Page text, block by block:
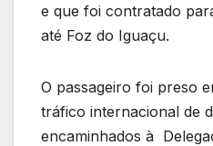
e que foi contratado
até Foz do Iguaçu.
O passageiro foi preso
tráfico internacional de
encaminhados à